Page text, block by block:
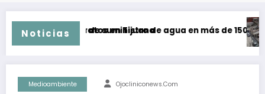
Noticias
y malos tratos en Tijuana
Recuperación de suministro de agua en más de 150
Medioambiente Ojocliniconews.com